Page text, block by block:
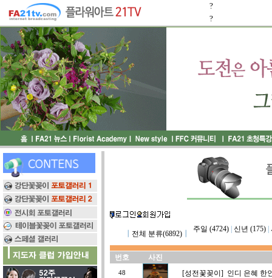
?
?
전체 분류(6892)┃
주일 (4724)| 신년 (175)|
번호 사진
48 [성전꽃꽂이] 인디 은혜 한